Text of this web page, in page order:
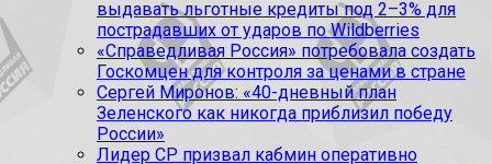
выдавать льготные кредиты под 2–3% для
пострадавших от ударов по Wildberries
«Справедливая Россия» потребовала создать
Госкомцен для контроля за ценами в стране
Сергей Миронов: «40-дневный план
Зеленского как никогда приблизил победу
России»
Лидер СР призвал кабмин оперативно